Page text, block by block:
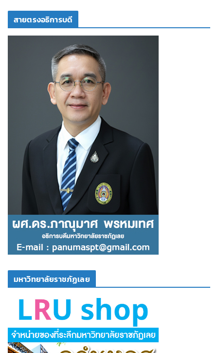
สายตรงอธิการบดี
มหาวิทยาลัยราชภัฏเลย